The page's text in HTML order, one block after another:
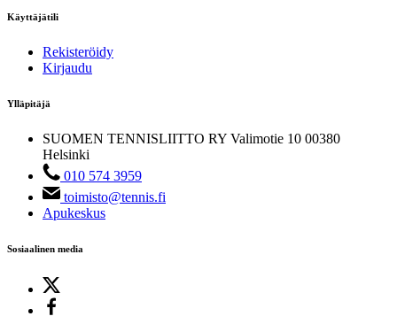
Käyttäjätili
Rekisteröidy
Kirjaudu
Ylläpitäjä
SUOMEN TENNISLIITTO RY Valimotie 10 00380
Helsinki
010 574 3959
toimisto@tennis.fi
Apukeskus
Sosiaalinen media